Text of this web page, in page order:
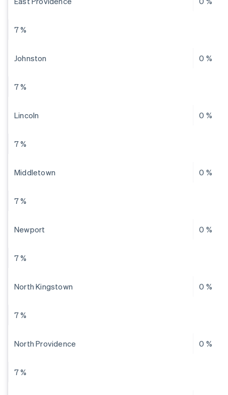
7 %
Johnston 0 %
7 %
Lincoln 0 %
7 %
Middletown 0 %
7 %
Newport 0 %
7 %
North Kingstown 0 %
7 %
North Providence 0 %
7 %